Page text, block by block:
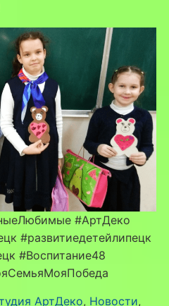
#АртДеко
#развитиедетейлипецк
#Воспитание48
АртДеко, Новости